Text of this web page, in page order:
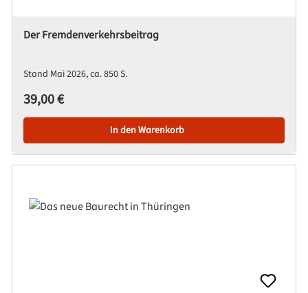
Der Fremdenverkehrsbeitrag
Stand Mai 2026ca. 850 S.
Regulärer Preis:
39,00 €
In den Warenkorb